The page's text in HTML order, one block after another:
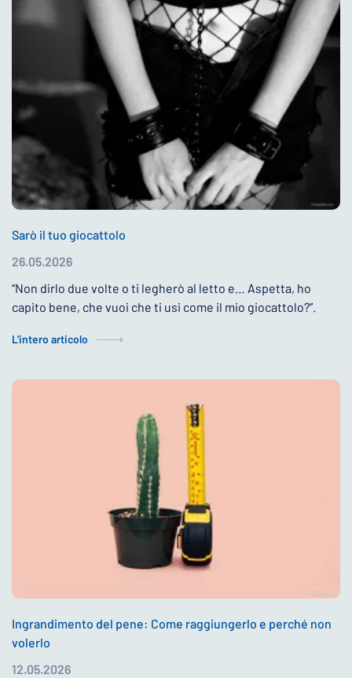
Sarò il tuo giocattolo
26.05.2026
“Non dirlo due volte o ti legherò al letto e… Aspetta, ho
capito bene, che vuoi che ti usi come il mio giocattolo?”.
L'intero articolo
Ingrandimento del pene: Come raggiungerlo e perché non
volerlo
12.05.2026